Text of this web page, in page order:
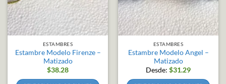
la
página
de
producto
la
página
de
producto
ESTAMBRES
Estambre Modelo Firenze –
Matizado
$38.28
ESTAMBRES
Estambre Modelo Angel –
Matizado
Desde: $31.29